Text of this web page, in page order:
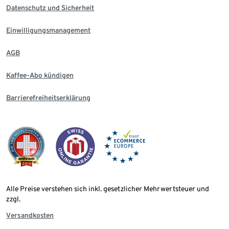
Datenschutz und Sicherheit
Einwilligungsmanagement
AGB
Kaffee-Abo kündigen
Barrierefreiheitserklärung
Alle Preise verstehen sich inkl. gesetzlicher Mehrwertsteuer und
zzgl.
Versandkosten